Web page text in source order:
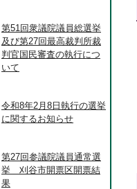
第51回衆議院議員総選挙
及び第27回最高裁判所裁
判官国民審査の執行につ
いて
令和8年2月8日執行の選挙
に関するお知らせ
第27回参議院議員通常選
挙 刈谷市開票区開票結
果